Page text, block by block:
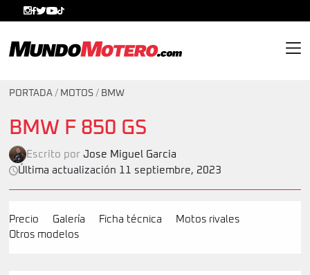
PORTADA / MOTOS / BMW
BMW F 850 GS
Escrito por Jose Miguel Garcia
Última actualización 11 septiembre, 2023
Precio Galería Ficha técnica
Motos rivales
Otros modelos